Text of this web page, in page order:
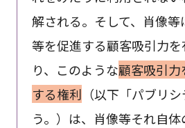
解される。そして、肖像
等を促進する顧客吸引力
り、このような顧客吸引
する権利 （以下「パブリ
う。）は、肖像等それ自